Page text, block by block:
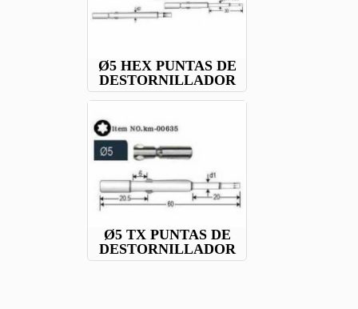
Ø5 HEX PUNTAS DE
DESTORNILLADOR
Ø5 TX PUNTAS DE
DESTORNILLADOR